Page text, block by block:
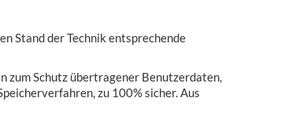
Stand der Technik entsprechende
zum Schutz übertragener Benutzerdaten,
zu 100% sicher. Aus